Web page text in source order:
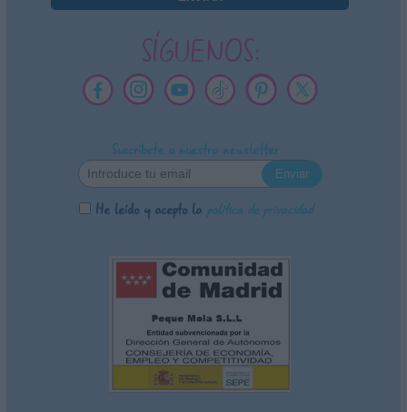
SÍGUENOS:
Suscríbete a nuestra newsletter
He leído y acepto la política de privacidad